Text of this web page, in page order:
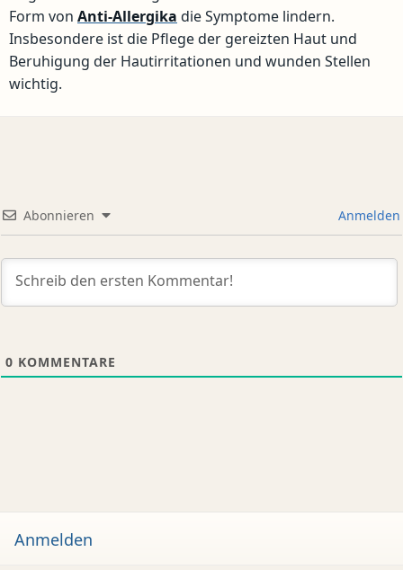
Form von Anti-Allergika die Symptome lindern.
Insbesondere ist die Pflege der gereizten Haut und
Beruhigung der Hautirritationen und wunden Stellen
wichtig.
Abonnieren Anmelden
0 KOMMENTARE
Anmelden